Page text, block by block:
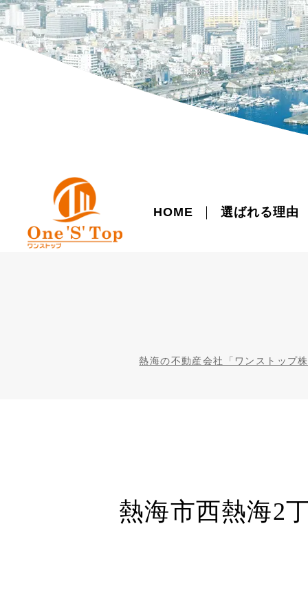
HOME 選ばれる理由
熱海の不動産会社「ワンストップ
熱海市西熱海2